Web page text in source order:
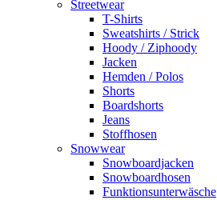
Streetwear
T-Shirts
Sweatshirts / Strick
Hoody / Ziphoody
Jacken
Hemden / Polos
Shorts
Boardshorts
Jeans
Stoffhosen
Snowwear
Snowboardjacken
Snowboardhosen
Funktionsunterwäsche